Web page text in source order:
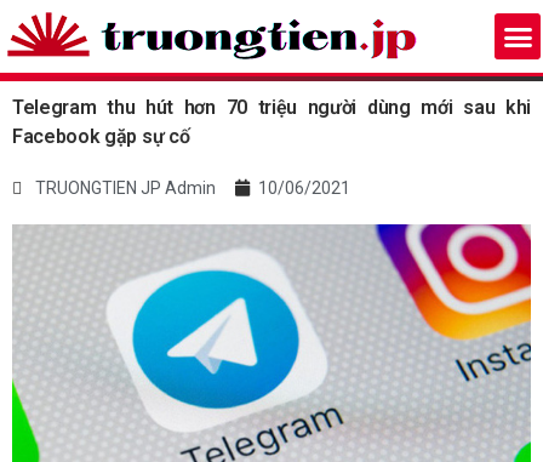
Telegram thu hút hơn 70 triệu người dùng mới sau khi
Facebook gặp sự cố
TRUONGTIEN JP Admin 10/06/2021